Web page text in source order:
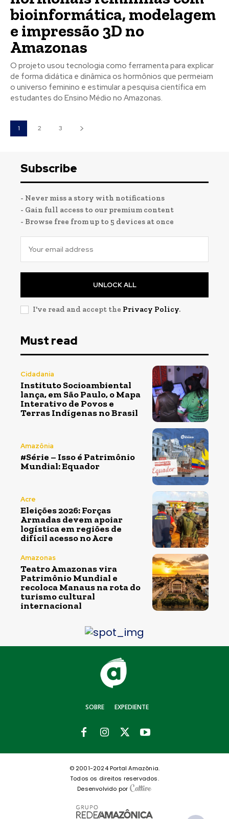
bioinformática, modelagem
e impressão 3D no
Amazonas
O projeto usou tecnologia como ferramenta para explicar
de forma didática e dinâmica os hormônios que permeiam
o universo feminino e estimular a pesquisa científica em
estudantes do Ensino Médio no Amazonas.
1 2 3
Subscribe
- Never miss a story with notifications
- Gain full access to our premium content
- Browse free from up to 5 devices at once
UNLOCK ALL
I've read and accept the Privacy Policy.
Must read
Cidadania
Instituto Socioambiental
lança, em São Paulo, o Mapa
Interativo de Povos e
Terras Indígenas no Brasil
Amazônia
#Série – Isso é Patrimônio
Mundial: Equador
Acre
Eleições 2026: Forças
Armadas devem apoiar
logística em regiões de
difícil acesso no Acre
Amazonas
Teatro Amazonas vira
Patrimônio Mundial e
recoloca Manaus na rota do
turismo cultural
internacional
SOBRE EXPEDIENTE
© 2001-2024 Portal Amazônia.
Todos os direitos reservados.
Desenvolvido por